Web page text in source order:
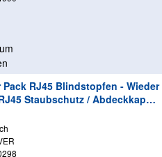
um
Pack RJ45 Blindstopfen - Wieder
Staubschutz / Abdeckkappe
Dust Covers (RJ45COVER) -
- Schwarz (Packung mit 100)